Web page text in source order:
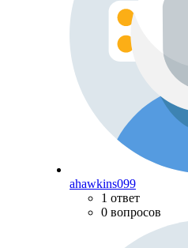
ahawkins099
1 ответ
0 вопросов